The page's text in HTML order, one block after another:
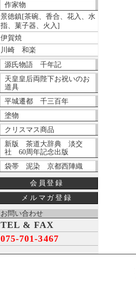
作家物
景徳鎮[茶碗、香合、花入、水
指、菓子器、火入]
伊賀焼
川崎 和楽
源氏物語 千年記
天皇皇后両陛下お祝いのお
道具
平城遷都 千三百年
塗物
クリスマス商品
新版 茶道大辞典 淡交
社 60周年記念出版
袋帯 泥染 京都西陣織
会員登録
メルマガ登録
お問い合わせ
TEL & FAX
075-701-3467